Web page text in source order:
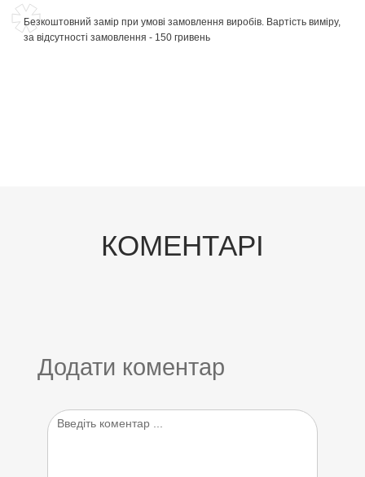
Безкоштовний замір при умові замовлення виробів. Вартість виміру,
за відсутності замовлення - 150 гривень
КОМЕНТАРІ
Додати коментар